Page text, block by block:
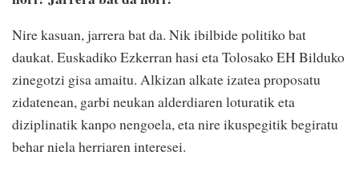
Nire kasuan, jarrera bat da. Nik ibilbide politiko bat
daukat. Euskadiko Ezkerran hasi eta Tolosako EH Bilduko
zinegotzi gisa amaitu. Alkizan alkate izatea proposatu
zidatenean, garbi neukan alderdiaren loturatik eta
diziplinatik kanpo nengoela, eta nire ikuspegitik begiratu
behar niela herriaren interesei.